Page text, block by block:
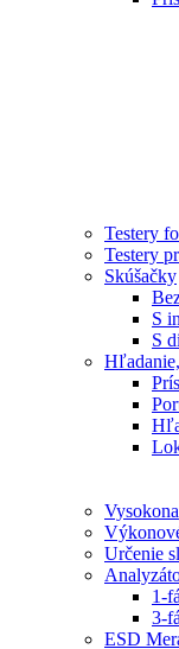
Testery
Testery
Skúšačky
S
S
Určenie
1-
3-
ESD